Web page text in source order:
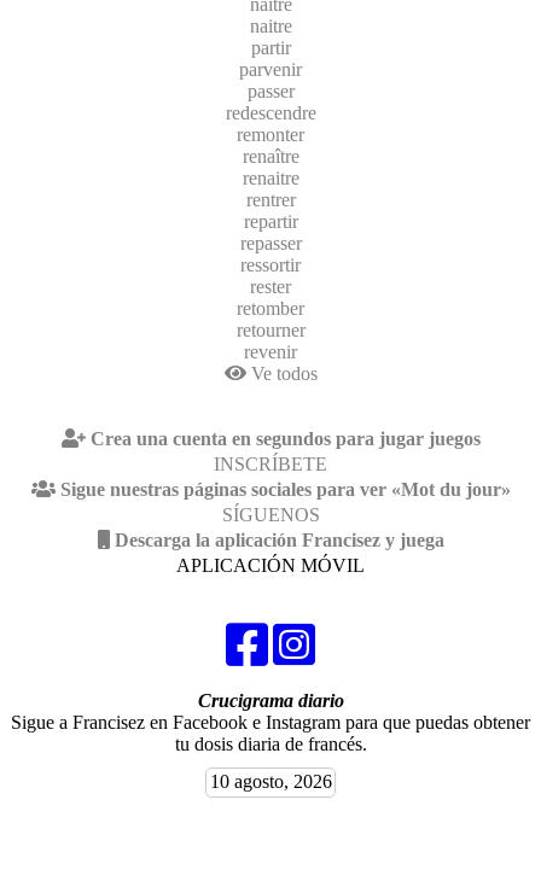
naitre
partir
parvenir
passer
redescendre
remonter
renaître
renaitre
rentrer
repartir
repasser
ressortir
rester
retomber
retourner
revenir
Ve todos
Crea una cuenta en segundos para jugar juegos
INSCRÍBETE
Sigue nuestras páginas sociales para ver «Mot du jour»
SÍGUENOS
Descarga la aplicación Francisez y juega
APLICACIÓN MÓVIL
Crucigrama diario
Sigue a Francisez en Facebook e Instagram para que puedas obtener
tu dosis diaria de francés.
10 agosto, 2026